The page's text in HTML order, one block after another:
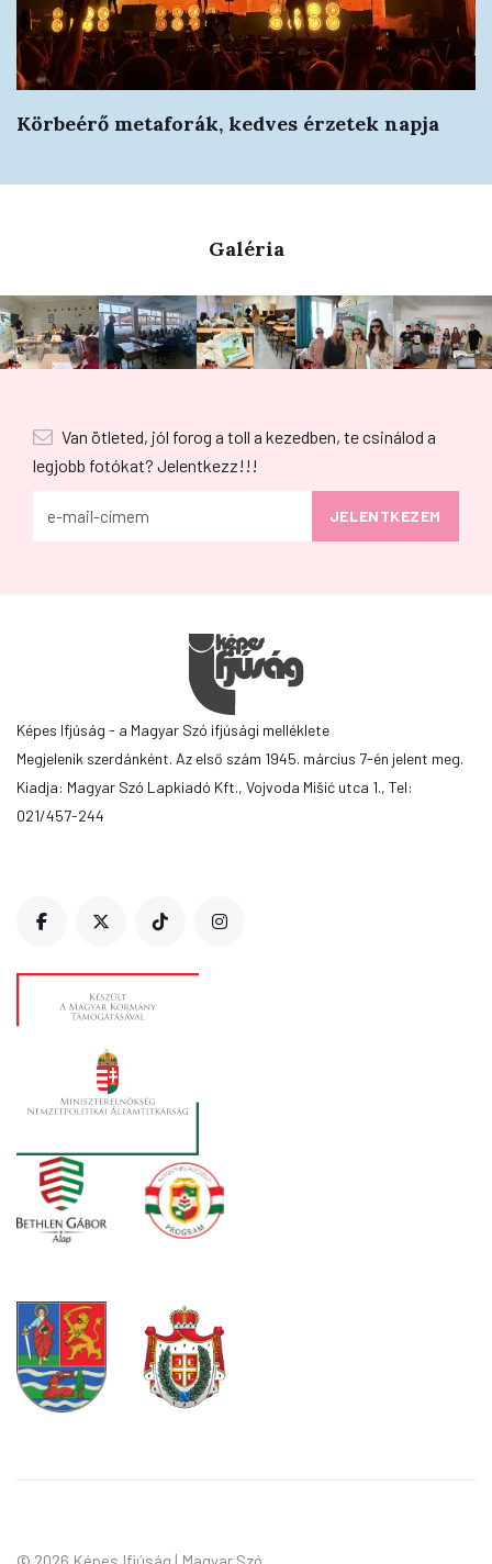
Körbeérő metaforák, kedves érzetek napja
Galéria
Van ötleted, jól forog a toll a kezedben, te csinálod a
legjobb fotókat? Jelentkezz!!!
Képes Ifjúság - a Magyar Szó ifjúsági melléklete
Megjelenik szerdánként. Az első szám 1945. március 7-én jelent meg.
Kiadja: Magyar Szó Lapkiadó Kft., Vojvoda Mišić utca 1., Tel:
021/457-244